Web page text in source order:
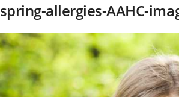
spring-allergies-AAHC-